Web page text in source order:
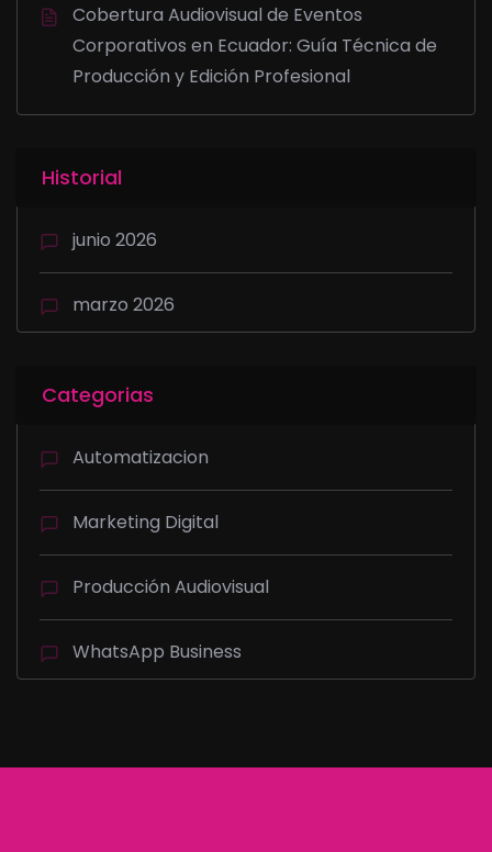
Cobertura Audiovisual de Eventos
Corporativos en Ecuador: Guía Técnica de
Producción y Edición Profesional
Historial
junio 2026
marzo 2026
Categorias
Automatizacion
Marketing Digital
Producción Audiovisual
WhatsApp Business